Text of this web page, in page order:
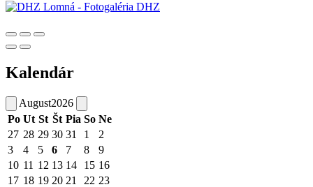
Kalendár
August2026
Po Ut St Št Pia So Ne
27 28 29 30 31 1
2
3
4 5 6 7 8
9
10 11 12 13 14 15 16
17 18 19 20 21 22 23